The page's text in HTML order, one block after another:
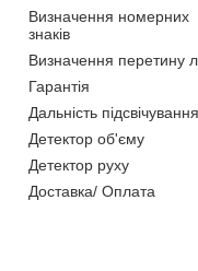
Визначення номерних
знаків
Визначення перетину
Гарантія
Дальність підсвічування
Детектор об'єму
Детектор руху
Доставка/ Оплата